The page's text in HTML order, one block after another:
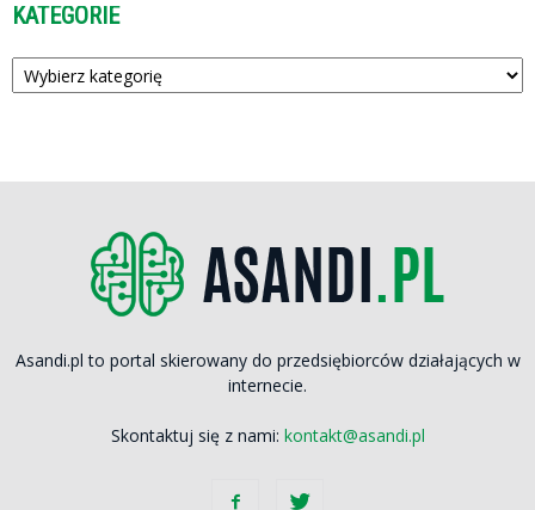
KATEGORIE
Kategorie
Asandi.pl to portal skierowany do przedsiębiorców działających w
internecie.
Skontaktuj się z nami: kontakt@asandi.pl